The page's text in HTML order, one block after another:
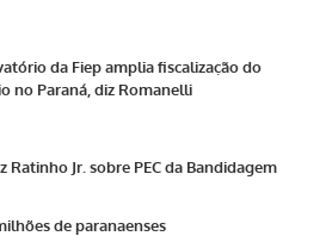
da Fiep amplia fiscalização do
no Paraná, diz Romanelli
Ratinho Jr. sobre PEC da Bandidagem
de paranaenses